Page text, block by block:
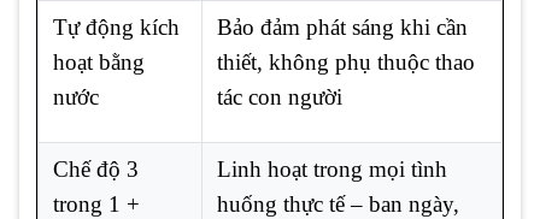
Tự động kích
hoạt bằng
nước
Bảo đảm phát sáng khi cần
thiết, không phụ thuộc thao
tác con người
Chế độ 3
trong 1 +
Linh hoạt trong mọi tình
huống thực tế – ban ngày,